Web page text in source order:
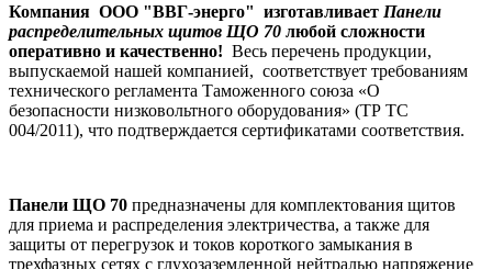
Компания ООО "ВВГ-энерго" изготавливает Панели
распределительных щитов ЩО 70 любой сложности
оперативно и качественно! Весь перечень продукции,
выпускаемой нашей компанией, соответствует требованиям
технического регламента Таможенного союза «О
безопасности низковольтного оборудования» (ТР ТС
004/2011), что подтверждается сертификатами соответствия.
Панели ЩО 70 предназначены для комплектования щитов
для приема и распределения электричества, а также для
защиты от перегрузок и токов короткого замыкания в
трехфазных сетях с глухозаземленной нейтралью напряжение